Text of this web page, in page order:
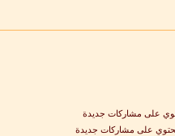
على مشاركات جديدة
على مشاركات جديدة